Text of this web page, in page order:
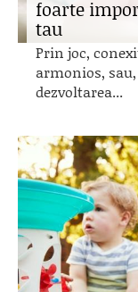
foarte
tau
Prin joc,
armonios,
dezvoltarea...